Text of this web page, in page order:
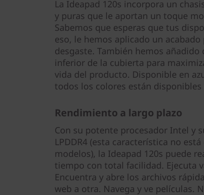
La Ideapad 120s incorpora un
y puras que le aportan un toque
Sabemos que esperas que tus
eso, le hemos aplicado un
desgaste. También hemos
inferior de la cubierta para
vida del producto. Disponible en
todos los colores están disponibles
Rendimiento a largo plazo
Con su potente procesador Intel y
LPDDR4 (esta característica no
modelos), la Ideapad 120s puede
tiempo con total facilidad. Ejecuta
Encuentra y abre los archivos
web a otra. Navega y ve películas.